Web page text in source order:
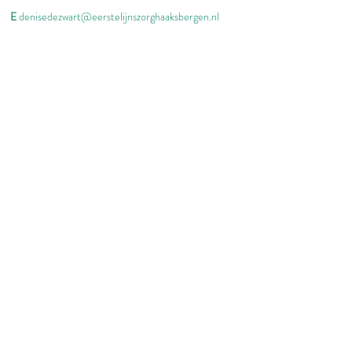
Edenisedezwart@eerstelijnszorghaaksbergen.nl